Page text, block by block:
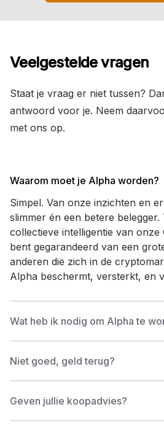
Veelgestelde vragen
Staat je vraag er niet tussen?
antwoord voor je. Neem
met ons op.
Waarom moet je Alpha worden?
Simpel. Van onze inzichten en
slimmer én een betere belegger.
collectieve intelligentie van onze
bent gegarandeerd van een
anderen die zich in de
Alpha beschermt, versterkt, en
Wat heb ik nodig om Alpha te
Niet goed, geld terug?
Geven jullie koopadvies?